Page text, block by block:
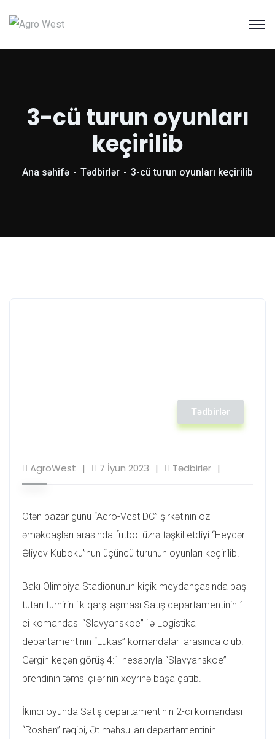
3-cü turun oyunları
keçirilib
Ana səhifə Tədbirlər 3-cü turun oyunları keçirilib
Tədbirlər
AgroWest 7 İyun 2023 Tədbirlər
Ötən bazar günü “Aqro-Vest DC” şirkətinin öz
əməkdaşları arasında futbol üzrə təşkil etdiyi “Heydər
Əliyev Kuboku”nun üçüncü turunun oyunları keçirilib.
Bakı Olimpiya Stadionunun kiçik meydançasında baş
tutan turnirin ilk qarşılaşması Satış departamentinin 1-
ci komandası “Slavyanskoe” ilə Logistika
departamentinin “Lukas” komandaları arasında olub.
Gərgin keçən görüş 4:1 hesabıyla “Slavyanskoe”
brendinin təmsilçilərinin xeyrinə başa çatıb.
İkinci oyunda Satış departamentinin 2-ci komandası
“Roshen” rəqibi, Ət məhsulları departamentinin